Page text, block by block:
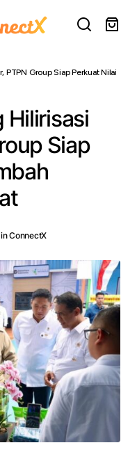
PTPN Group Siap Perkuat Nilai
Hilirisasi
Siap
ConnectX